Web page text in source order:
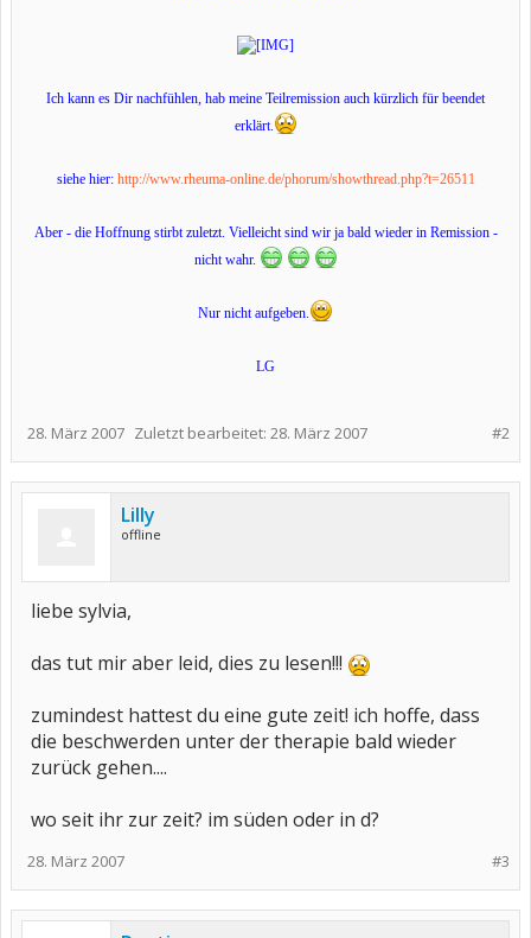
Ich kann es Dir nachfühlen, hab meine Teilremission auch kürzlich für beendet
erklärt.
siehe hier: http://www.rheuma-online.de/phorum/showthread.php?t=26511
Aber - die Hoffnung stirbt zuletzt. Vielleicht sind wir ja bald wieder in Remission -
nicht wahr.
Nur nicht aufgeben.
LG
#2
28. März 2007 Zuletzt bearbeitet: 28. März 2007
Lilly
offline
liebe sylvia,
das tut mir aber leid, dies zu lesen!!!
zumindest hattest du eine gute zeit! ich hoffe, dass
die beschwerden unter der therapie bald wieder
zurück gehen....
wo seit ihr zur zeit? im süden oder in d?
#3
28. März 2007